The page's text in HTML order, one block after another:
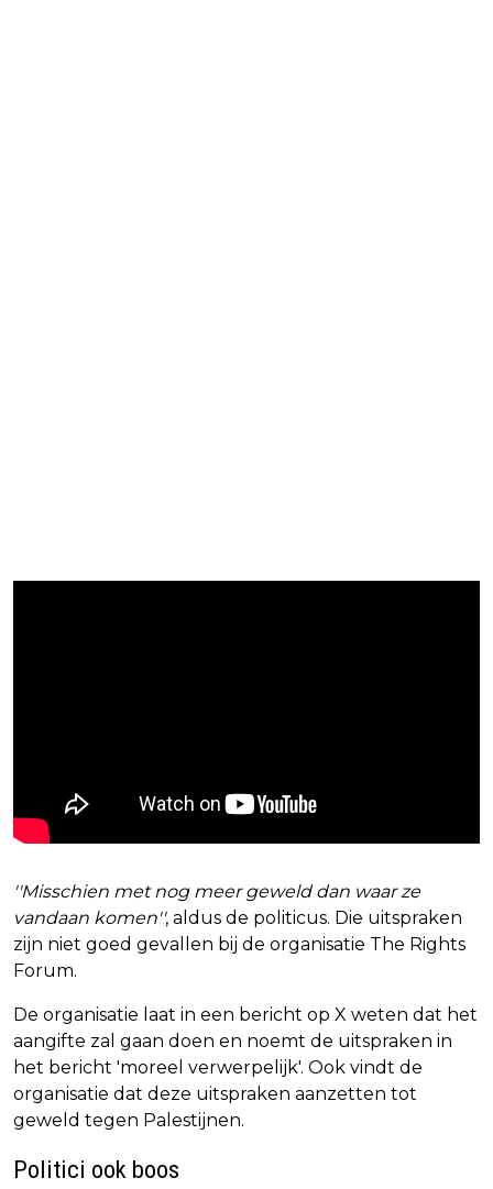
''Misschien met nog meer geweld dan waar ze
vandaan komen'', aldus de politicus. Die uitspraken
zijn niet goed gevallen bij de organisatie The Rights
Forum.
De organisatie laat in een bericht op X weten dat het
aangifte zal gaan doen en noemt de uitspraken in
het bericht 'moreel verwerpelijk'. Ook vindt de
organisatie dat deze uitspraken aanzetten tot
geweld tegen Palestijnen.
Politici ook boos